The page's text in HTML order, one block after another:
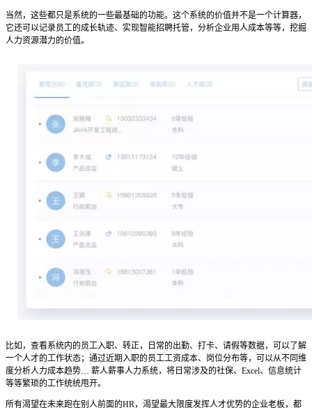
当然，这些都只是系统的一些最基础的功能。这个系统的价值并不是一个计算器，
它还可以记录员工的成长轨迹、实现智能招聘托管，分析企业用人成本等等，挖掘
人力资源潜力的价值。
比如，查看系统内的员工入职、转正，日常的出勤、打卡、请假等数据，可以了解
一个人才的工作状态；通过近期入职的员工工资成本、岗位分布等，可以从不同维
度分析人力成本趋势… 薪人薪事人力系统，将日常涉及的社保、Excel、信息统计
等等繁琐的工作统统甩开。
所有渴望在未来跑在别人前面的HR，渴望最大限度发挥人才优势的企业老板，都